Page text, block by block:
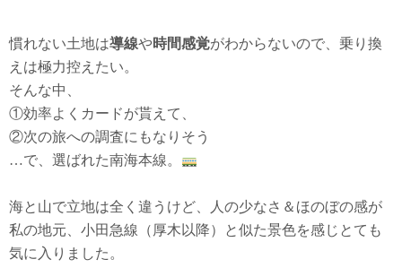
慣れない土地は導線や時間感覚がわからないので、乗り換
えは極力控えたい。
そんな中、
①効率よくカードが貰えて、
②次の旅への調査にもなりそう
…で、選ばれた南海本線。
海と山で立地は全く違うけど、人の少なさ＆ほのぼの感が
私の地元、小田急線（厚木以降）と似た景色を感じとても
気に入りました。